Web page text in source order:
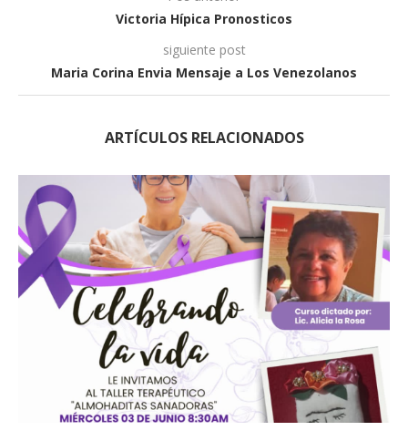
Victoria Hípica Pronosticos
siguiente post
Maria Corina Envia Mensaje a Los Venezolanos
ARTÍCULOS RELACIONADOS